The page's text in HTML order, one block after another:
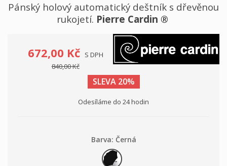
Pánský holový automatický deštník s dřevěnou
rukojetí. Pierre Cardin ®
672,00 Kč S DPH
840,00 Kč
SLEVA 20%
Odesíláme do 24 hodin
Barva: Černá
Černá